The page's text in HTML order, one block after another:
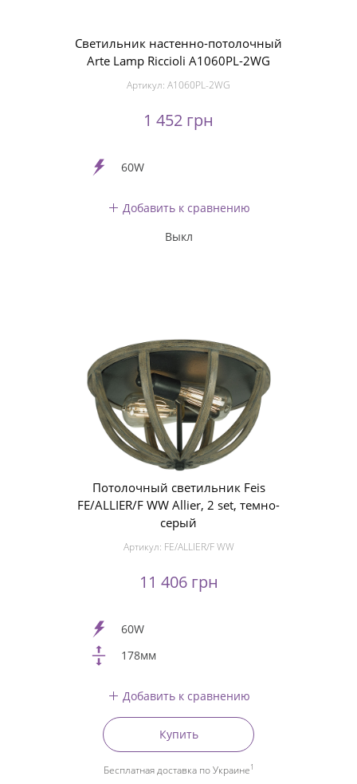
Светильник настенно-потолочный
Arte Lamp Riccioli A1060PL-2WG
Артикул: A1060PL-2WG
1 452 грн
60W
Добавить к сравнению
Выкл
Потолочный светильник Feis
FE/ALLIER/F WW Allier, 2 set, темно-
серый
Артикул: FE/ALLIER/F WW
11 406 грн
60W
178мм
Добавить к сравнению
Купить
Бесплатная доставка по Украине1